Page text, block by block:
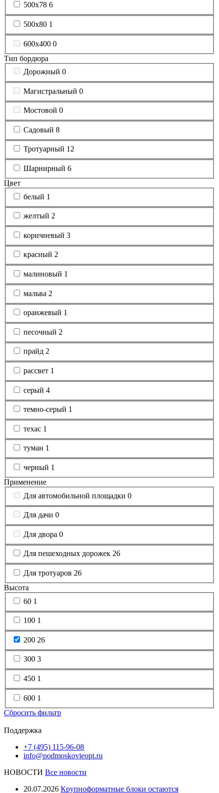
500х78 6
500х80 1
600х400 0
Тип бордюра
Дорожный 0
Магистральный 0
Мостовой 0
Садовый 8
Тротуарный 12
Шарнирный 6
Цвет
белый 1
желтый 2
коричневый 3
красный 2
малиновый 1
мальва 2
оранжевый 1
песочный 2
прайд 2
рассвет 1
серый 4
темно-серый 1
техас 1
туман 1
черный 1
Применение
Для автомобильной площадки 0
Для дачи 0
Для двора 0
Для пешеходных дорожек 26
Для тротуаров 26
Высота
60 1
100 1
200 26
300 3
450 1
600 1
Сбросить фильтр
Поддержка
+7 (495) 115-96-08
info@podmoskovieopt.ru
НОВОСТИ Все новости
20.07.2026 Крупноформатные блоки остаются